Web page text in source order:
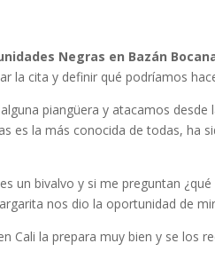
Negras en Bazán
la cita y definir qué podríamos
piangüera y atacamos
es la más conocida de todas, ha
un bivalvo y si me preguntan
nos dio la oportunidad de
Cali la prepara muy bien y se los